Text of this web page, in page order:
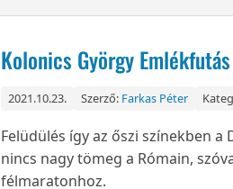
Kolonics György
2021.10.23. Szerző: Farkas Péter
Felüdülés így az őszi színekben
nincs nagy tömeg a Rómain,
félmaratonhoz.